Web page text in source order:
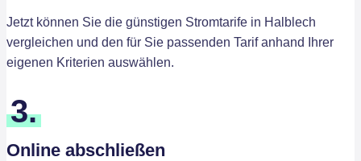
Jetzt können Sie die günstigen Stromtarife in Halblech
vergleichen und den für Sie passenden Tarif anhand Ihrer
eigenen Kriterien auswählen.
3.
Online abschließen